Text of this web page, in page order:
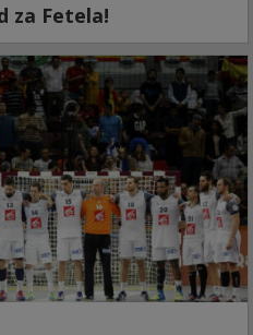
za Fetela!